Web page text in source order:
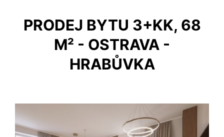
PRODEJ BYTU 3+KK, 68
M² - OSTRAVA -
HRABŮVKA